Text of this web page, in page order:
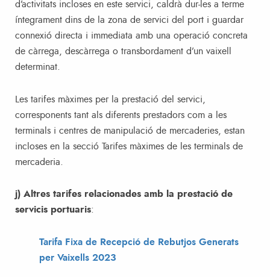
d’activitats incloses en este servici, caldrà dur-les a terme
íntegrament dins de la zona de servici del port i guardar
connexió directa i immediata amb una operació concreta
de càrrega, descàrrega o transbordament d’un vaixell
determinat.
Les tarifes màximes per la prestació del servici,
corresponents tant als diferents prestadors com a les
terminals i centres de manipulació de mercaderies, estan
incloses en la secció Tarifes màximes de les terminals de
mercaderia.
j) Altres tarifes relacionades amb la prestació de
servicis portuaris:
Tarifa Fixa de Recepció de Rebutjos Generats
per Vaixells 2023